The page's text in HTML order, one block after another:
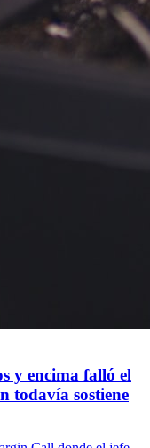
y encima falló el
todavía sostiene